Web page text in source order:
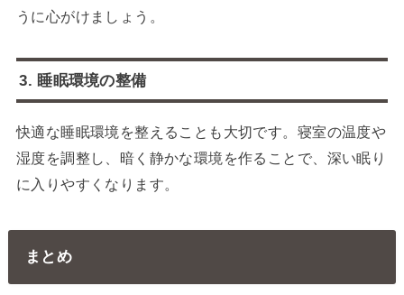
うに心がけましょう。
3. 睡眠環境の整備
快適な睡眠環境を整えることも大切です。寝室の温度や
湿度を調整し、暗く静かな環境を作ることで、深い眠り
に入りやすくなります。
まとめ